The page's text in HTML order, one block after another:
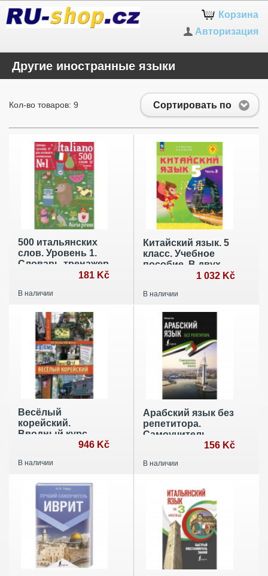
Корзина
Авторизация
Другие иностранные языки
Сортировать по
Кол-во товаров: 9
500 итальянских
слов. Уровень 1.
Словарь-тренажер
181 Kč
В наличии
Китайский язык. 5
класс. Учебное
пособие. В двух
частях. Часть 21 032 Kč
В наличии
Весёлый
корейский.
Вводный курс.
946 Kč
В наличии
Арабский язык без
репетитора.
Самоучитель
арабского языка156 Kč
В наличии